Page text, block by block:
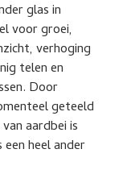
glas in
voor groei,
verhoging
telen en
Door
geteeld
aardbei is
heel ander